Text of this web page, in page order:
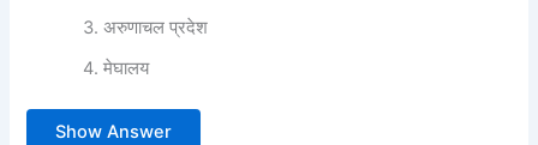
अरुणाचल प्रदेश
मेघालय
Show Answer